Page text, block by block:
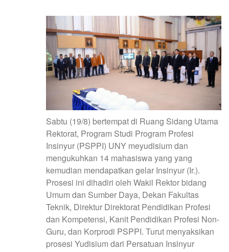
Sabtu (19/8) bertempat di Ruang Sidang Utama
Rektorat, Program Studi Program Profesi
Insinyur (PSPPI) UNY meyudisium dan
mengukuhkan 14 mahasiswa yang yang
kemudian mendapatkan gelar Insinyur (Ir.).
Prosesi ini dihadiri oleh Wakil Rektor bidang
Umum dan Sumber Daya, Dekan Fakultas
Teknik, Direktur Direktorat Pendidikan Profesi
dan Kompetensi, Kanit Pendidikan Profesi Non-
Guru, dan Korprodi PSPPI. Turut menyaksikan
prosesi Yudisium dari Persatuan Insinyur